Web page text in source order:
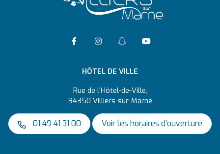
Accéder à la page Facebook
Suivre l'actualité de
Suivre l'actualité
Accéder à la
HÔTEL DE VILLE
Rue de l'Hôtel-de-Ville,
94350 Villiers-sur-Marne
01 49 41 31 00 Voir les horaires d’ouverture